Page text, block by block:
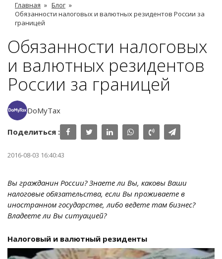
Главная » Блог »
Обязанности налоговых и валютных резидентов России за
границей
Обязанности налоговых
и валютных резидентов
России за границей
DoMyTax
Поделиться :
2016-08-03 16:40:43
Вы гражданин России? Знаете ли Вы, каковы Ваши
налоговые обязательства, если Вы проживаете в
иностранном государстве, либо ведете там бизнес?
Владеете ли Вы ситуацией?
Налоговый и валютный резиденты